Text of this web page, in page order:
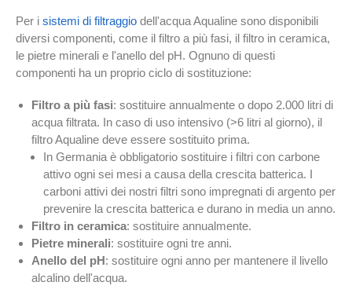
Per i sistemi di filtraggio dell'acqua Aqualine sono disponibili
diversi componenti, come il filtro a più fasi, il filtro in ceramica,
le pietre minerali e l'anello del pH. Ognuno di questi
componenti ha un proprio ciclo di sostituzione:
Filtro a più fasi: sostituire annualmente o dopo 2.000 litri di
acqua filtrata. In caso di uso intensivo (>6 litri al giorno), il
filtro Aqualine deve essere sostituito prima.
In Germania è obbligatorio sostituire i filtri con carbone
attivo ogni sei mesi a causa della crescita batterica. I
carboni attivi dei nostri filtri sono impregnati di argento per
prevenire la crescita batterica e durano in media un anno.
Filtro in ceramica: sostituire annualmente.
Pietre minerali: sostituire ogni tre anni.
Anello del pH: sostituire ogni anno per mantenere il livello
alcalino dell'acqua.